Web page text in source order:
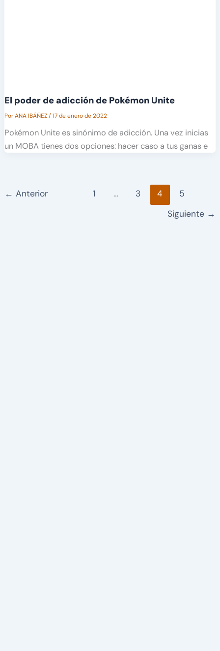
El poder de adicción de Pokémon Unite
PorANA IBÁÑEZ/17 de enero de 2022
Pokémon Unite es sinónimo de adicción. Una vez inicias
un MOBA tienes dos opciones: hacer caso a tus ganas e
← Anterior 1 … 3 4
5
Siguiente →